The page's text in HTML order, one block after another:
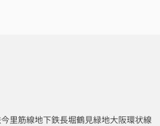
里筋線地下鉄長堀鶴見緑地大阪環状線